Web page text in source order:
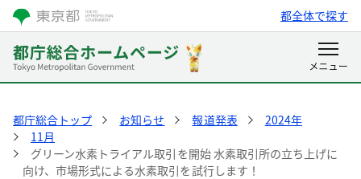
都全体で探す
都庁総合トップ お知らせ 報道発表
2024年
11月
グリーン水素トライアル取引を開始 水素取引所の立ち上げに
向け、市場形式による水素取引を試行します！